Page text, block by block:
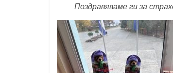
Поздравяваме ги за